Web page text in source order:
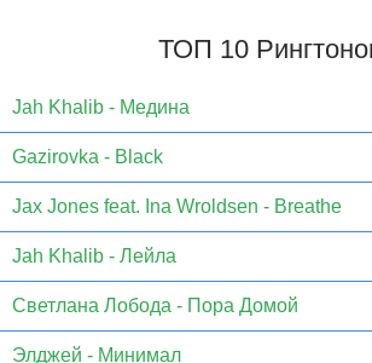
ТОП 10
Jаh Khаlib - Медина
Gazirovka - Black
Jax Jones feat. Ina Wroldsen - Breathe
Jah Khalib - Лейла
Светлана Лобода - Пора Домой
Элджей - Минимал